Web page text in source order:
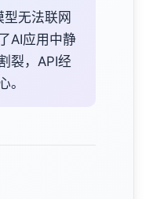
无法联网
AI应用中静
裂，API经
。